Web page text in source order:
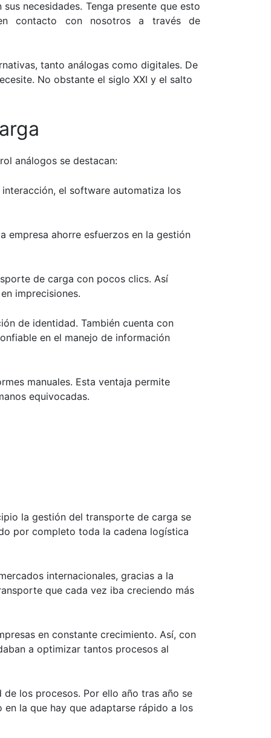
necesidades. Tenga presente que esto
encontacto con nosotros a través de
tanto análogas como digitales. De
No obstante el siglo XXI y el salto
análogos se destacan:
el software automatiza los
ahorre esfuerzos en la gestión
de carga con pocos clics. Así
imprecisiones.
de identidad. También cuenta con
en el manejo de información
manuales. Esta ventaja permite
equivocadas.
la gestión del transporte de carga se
por completo toda la cadena logística
internacionales, gracias a la
que cada vez iba creciendo más
en constante crecimiento. Así, con
a optimizar tantos procesos al
los procesos. Por ello año tras año se
la que hay que adaptarse rápido a los